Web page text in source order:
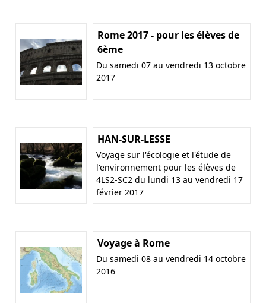
Rome 2017 - pour les élèves de
6ème
Du samedi 07 au vendredi 13 octobre
2017
HAN-SUR-LESSE
Voyage sur l'écologie et l'étude de
l'environnement pour les élèves de
4LS2-SC2 du lundi 13 au vendredi 17
février 2017
Voyage à Rome
Du samedi 08 au vendredi 14 octobre
2016